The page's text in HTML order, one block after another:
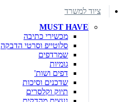
ציוד למשרד
MUST HAVE
מכשירי כתיבה
סלוטייפ וסרטי הדבקה
שמרדפים
גומיות
דפים ושות'
שדכנים וסיכות
תיוק וקלסרים